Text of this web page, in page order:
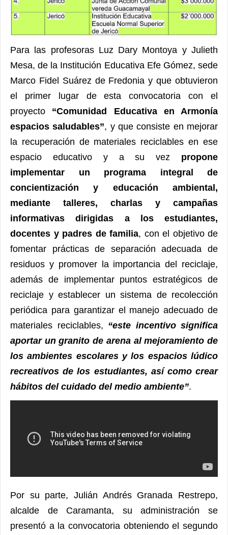
Para las profesoras Luz Dary Montoya y Julieth
Mesa, de la Institución Educativa Efe Gómez, sede
Marco Fidel Suárez de Fredonia y que obtuvieron
el primer lugar de esta convocatoria con el
proyecto “Comunidad Educativa en Armonía
espacios saludables”, y que consiste en mejorar
la recuperación de materiales reciclables en ese
espacio educativo y a su vez propone
implementar un programa integral de
concientización y educación ambiental,
mediante talleres, charlas y campañas
informativas dirigidas a los estudiantes,
docentes y padres de familia, con el objetivo de
fomentar prácticas de separación adecuada de
residuos y promover la importancia del reciclaje,
además de implementar puntos estratégicos de
reciclaje y establecer un sistema de recolección
periódica para garantizar el manejo adecuado de
materiales reciclables, “este incentivo significa
aportar un granito de arena al mejoramiento de
los ambientes escolares y los espacios lúdico
recreativos de los estudiantes, así como crear
hábitos del cuidado del medio ambiente”.
Por su parte, Julián Andrés Granada Restrepo,
alcalde de Caramanta, su administración se
presentó a la convocatoria obteniendo el segundo